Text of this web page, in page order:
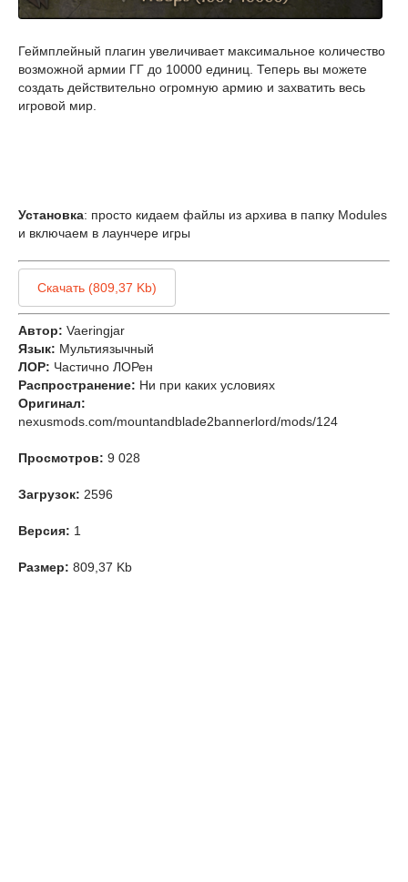
Геймплейный плагин увеличивает максимальное количество
возможной армии ГГ до 10000 единиц. Теперь вы можете
создать действительно огромную армию и захватить весь
игровой мир.
Установка: просто кидаем файлы из архива в папку Modules
и включаем в лаунчере игры
Скачать (809,37 Kb)
Автор: Vaeringjar
Язык: Мультиязычный
ЛОР: Частично ЛОРен
Распространение: Ни при каких условиях
Оригинал:
nexusmods.com/mountandblade2bannerlord/mods/124
Просмотров: 9 028
Загрузок: 2596
Версия: 1
Размер: 809,37 Kb